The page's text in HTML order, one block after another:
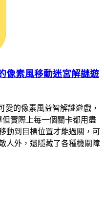
像素風移動迷宮解謎遊
愛的像素風益智解謎遊戲，
實際上每一個關卡都用盡
動到目標位置才能過關，可
人外，還隱藏了各種機關障